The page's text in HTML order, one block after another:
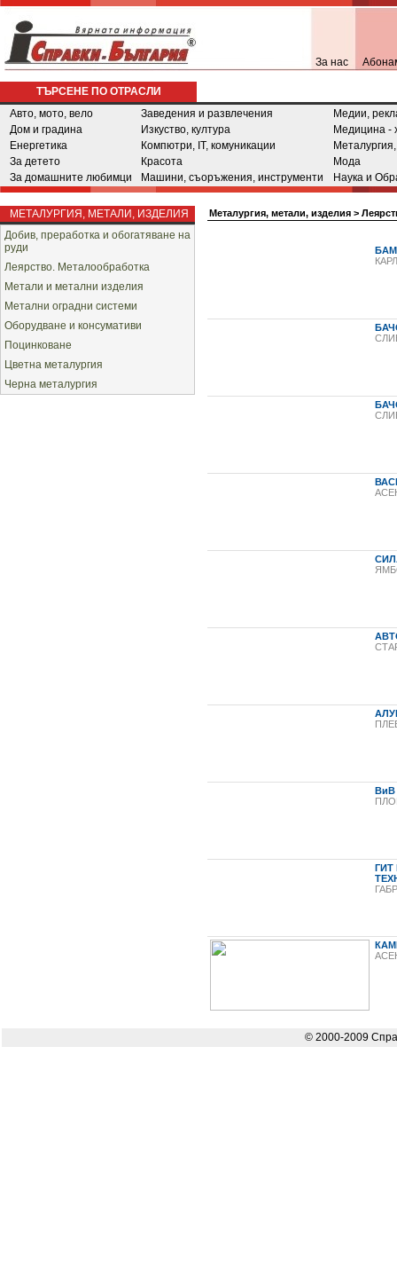
За нас
ТЪРСЕНЕ ПО ОТРАСЛИ
Авто, мото, вело
Дом и градина
Енергетика
За детето
За домашните любимци
Заведения и развлечения
Изкуство, култура
Компютри, IT, комуникации
Красота
Машини, съоръжения, инструменти
Медии,
Медицина -
Мода
Наука и
МЕТАЛУРГИЯ, МЕТАЛИ, ИЗДЕЛИЯ
Добив, преработка и обогатяване на
руди
Леярство. Металообработка
Метали и метални изделия
Метални оградни системи
Оборудване и консумативи
Поцинковане
Цветна металургия
Черна металургия
Металургия, метали, изделия >
ГИТ
© 2000-2009